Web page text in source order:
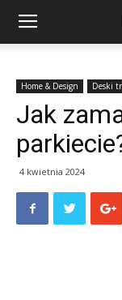
Home & Design Deski
Jak
4 kwietnia 2024